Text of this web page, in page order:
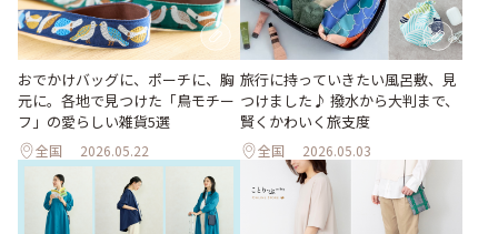
おでかけバッグに、ポーチに、胸
元に。各地で見つけた「鳥モチー
フ」の愛らしい雑貨5選
全国 2026.05.22
旅行に持っていきたい風呂敷、見
つけました♪ 撥水から大判まで、
賢くかわいく旅支度
全国 2026.05.03